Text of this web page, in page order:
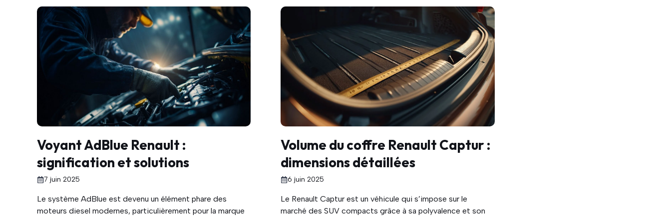
Voyant AdBlue Renault :
signification et solutions
7 juin 2025
Le système AdBlue est devenu un élément phare des
moteurs diesel modernes, particulièrement pour la marque
Volume du coffre Renault Captur :
dimensions détaillées
6 juin 2025
Le Renault Captur est un véhicule qui s’impose sur le
marché des SUV compacts grâce à sa polyvalence et son